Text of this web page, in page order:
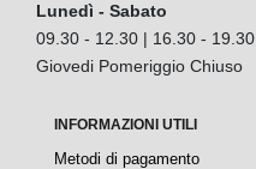
Lunedì - Sabato
09.30 - 12.30 | 16.30 - 19.30
Giovedi Pomeriggio Chiuso
INFORMAZIONI UTILI
Metodi di pagamento